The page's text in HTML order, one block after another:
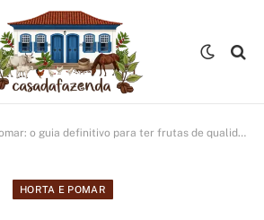
o guia definitivo para ter frutas de qualidade
HORTA E POMAR